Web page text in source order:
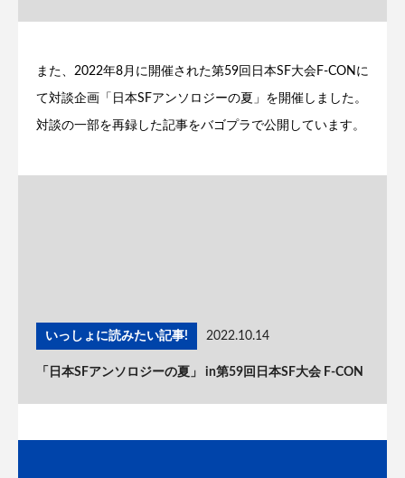
また、2022年8月に開催された第59回日本SF大会F-CONに
て対談企画「日本SFアンソロジーの夏」を開催しました。
対談の一部を再録した記事をバゴプラで公開しています。
いっしょに読みたい記事! 2022.10.14
「日本SFアンソロジーの夏」 in第59回日本SF大会 F-CON